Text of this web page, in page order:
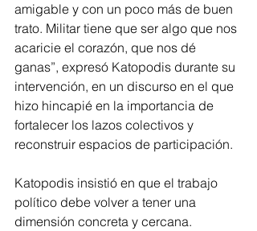
amigable y con un poco más de buen
trato. Militar tiene que ser algo que nos
acaricie el corazón, que nos dé
ganas”, expresó Katopodis durante su
intervención, en un discurso en el que
hizo hincapié en la importancia de
fortalecer los lazos colectivos y
reconstruir espacios de participación.
Katopodis insistió en que el trabajo
político debe volver a tener una
dimensión concreta y cercana.